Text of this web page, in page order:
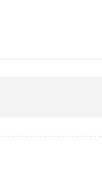
với cha mẹ